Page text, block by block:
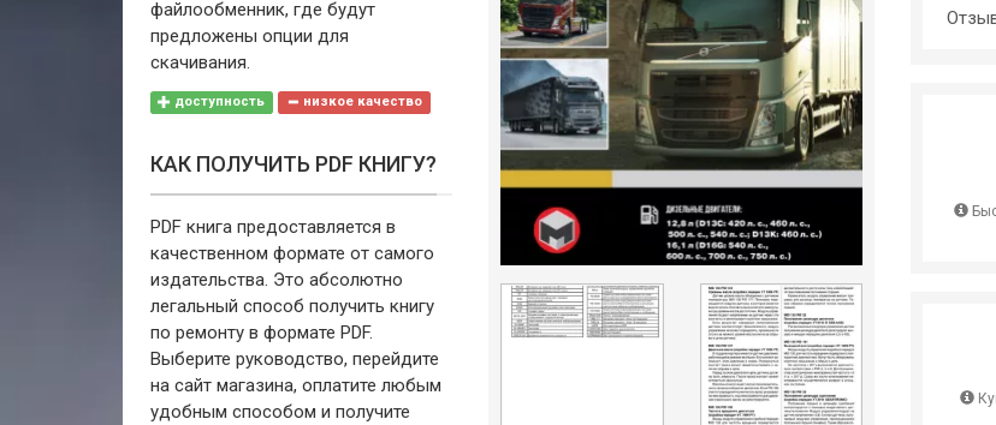
файлообменник, где будут
предложены опции для
скачивания.
доступность низкое качество
КАК ПОЛУЧИТЬ PDF КНИГУ?
PDF книга предоставляется в
качественном формате от самого
издательства. Это абсолютно
легальный способ получить книгу
по ремонту в формате PDF.
Выберите руководство, перейдите
на сайт магазина, оплатите любым
удобным способом и получите